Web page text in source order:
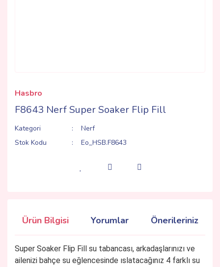
Hasbro
F8643 Nerf Super Soaker Flip Fill
Kategori
Nerf
Stok Kodu
Eo_HSB.F8643
Ürün Bilgisi Yorumlar Önerileriniz
Super Soaker Flip Fill su tabancası, arkadaşlarınızı ve
ailenizi bahçe su eğlencesinde ıslatacağınız 4 farklı su